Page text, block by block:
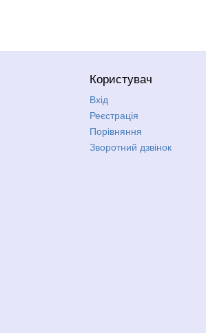
Користувач
Вхід
Реєстрація
Порівняння
Зворотний дзвінок